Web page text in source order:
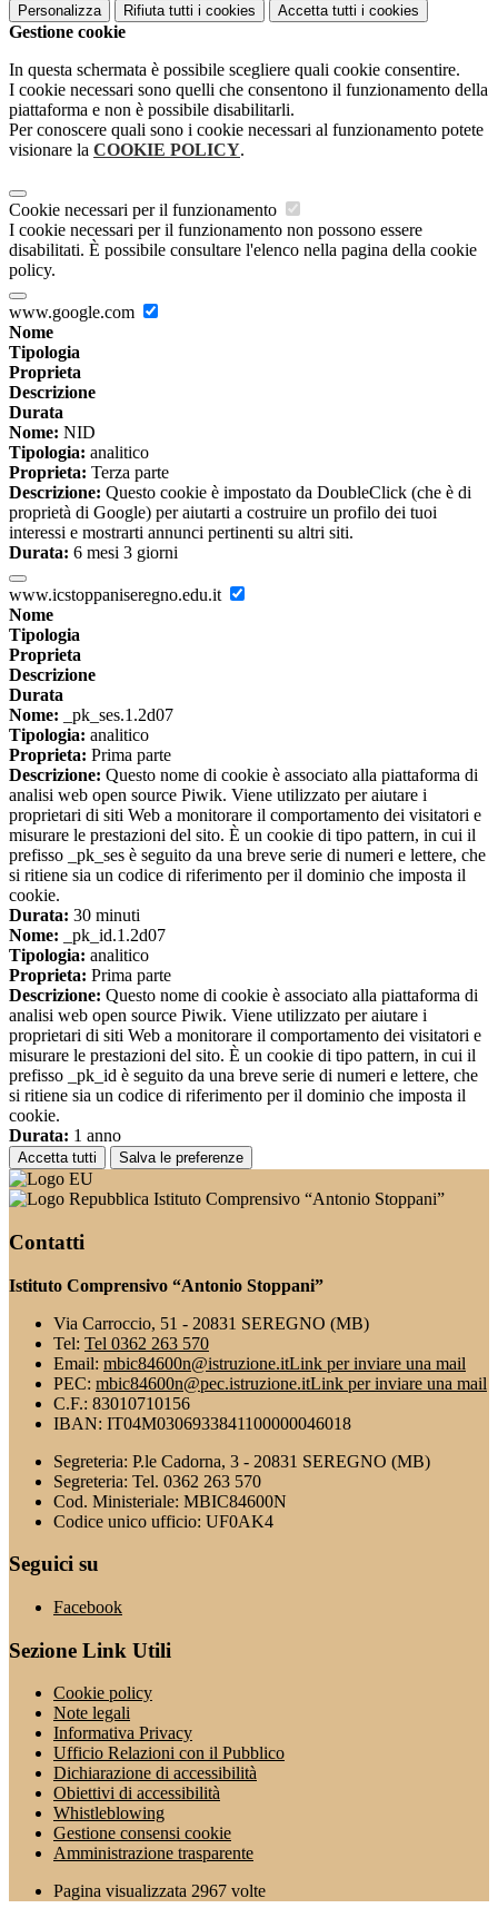
Personalizza Rifiuta tutti i cookies Accetta tutti i cookies
Gestione cookie
In questa schermata è possibile scegliere quali cookie consentire.
I cookie necessari sono quelli che consentono il funzionamento della
piattaforma e non è possibile disabilitarli.
Per conoscere quali sono i cookie necessari al funzionamento potete
visionare la COOKIE POLICY.
Cookie necessari per il funzionamento
I cookie necessari per il funzionamento non possono essere
disabilitati. È possibile consultare l'elenco nella pagina della cookie
policy.
www.google.com
Nome
Tipologia
Proprieta
Descrizione
Durata
Nome: NID
Tipologia: analitico
Proprieta: Terza parte
Descrizione: Questo cookie è impostato da DoubleClick (che è di
proprietà di Google) per aiutarti a costruire un profilo dei tuoi
interessi e mostrarti annunci pertinenti su altri siti.
Durata: 6 mesi 3 giorni
www.icstoppaniseregno.edu.it
Nome
Tipologia
Proprieta
Descrizione
Durata
Nome: _pk_ses.1.2d07
Tipologia: analitico
Proprieta: Prima parte
Descrizione: Questo nome di cookie è associato alla piattaforma di
analisi web open source Piwik. Viene utilizzato per aiutare i
proprietari di siti Web a monitorare il comportamento dei visitatori e
misurare le prestazioni del sito. È un cookie di tipo pattern, in cui il
prefisso _pk_ses è seguito da una breve serie di numeri e lettere, che
si ritiene sia un codice di riferimento per il dominio che imposta il
cookie.
Durata: 30 minuti
Nome: _pk_id.1.2d07
Tipologia: analitico
Proprieta: Prima parte
Descrizione: Questo nome di cookie è associato alla piattaforma di
analisi web open source Piwik. Viene utilizzato per aiutare i
proprietari di siti Web a monitorare il comportamento dei visitatori e
misurare le prestazioni del sito. È un cookie di tipo pattern, in cui il
prefisso _pk_id è seguito da una breve serie di numeri e lettere, che
si ritiene sia un codice di riferimento per il dominio che imposta il
cookie.
Durata: 1 anno
Accetta tutti Salva le preferenze
Istituto Comprensivo “Antonio Stoppani”
Contatti
Istituto Comprensivo “Antonio Stoppani”
Via Carroccio, 51 - 20831 SEREGNO (MB)
Tel: Tel 0362 263 570
Email: mbic84600n@istruzione.itLink per inviare una mail
PEC: mbic84600n@pec.istruzione.itLink per inviare una mail
C.F.: 83010710156
IBAN: IT04M0306933841100000046018
Segreteria: P.le Cadorna, 3 - 20831 SEREGNO (MB)
Segreteria: Tel. 0362 263 570
Cod. Ministeriale: MBIC84600N
Codice unico ufficio: UF0AK4
Seguici su
Facebook
Sezione Link Utili
Cookie policy
Note legali
Informativa Privacy
Ufficio Relazioni con il Pubblico
Dichiarazione di accessibilità
Obiettivi di accessibilità
Whistleblowing
Gestione consensi cookie
Amministrazione trasparente
Pagina visualizzata 2967 volte